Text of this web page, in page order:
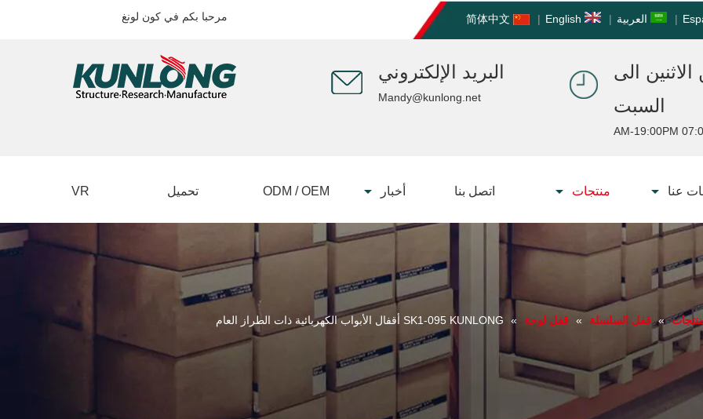
مرحبا بكم في كون لونغ | العربية |
English
|
简体中文
البريد الإلكتروني
Mandy@kunlong.net
الى
السبت
07:00 AM-
عنا منتجات اتصل بنا أخبار ODM / OEM تحميل VR
» قفل السلسلة » قفل لوحة » SK1-095 KUNLONG أقفال الأبواب الكهربائية ذات الطراز العام